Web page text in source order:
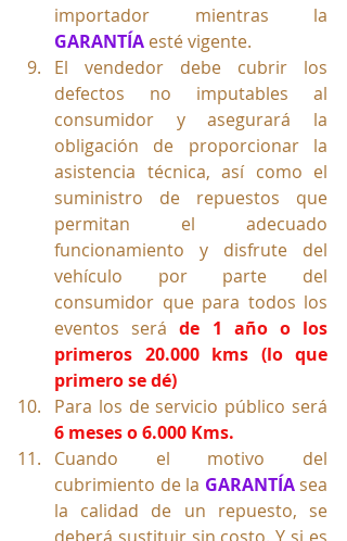
GARANTÍA esté vigente.
El vendedor debe cubrir los
defectos no imputables al
consumidor y asegurará la
obligación de proporcionar la
asistencia técnica, así como el
suministro de repuestos que
permitan el adecuado
funcionamiento y disfrute del
vehículo por parte del
consumidor que para todos los
eventos será de 1 año o los
primeros 20.000 kms (lo que
primero se dé)
6 meses o 6.000 Kms.
Cuando el motivo del
cubrimiento de la GARANTÍA sea
la calidad de un repuesto, se